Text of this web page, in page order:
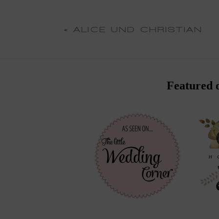
« ALICE UND CHRISTIAN
Featured